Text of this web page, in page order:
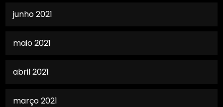
junho 2021
maio 2021
abril 2021
março 2021